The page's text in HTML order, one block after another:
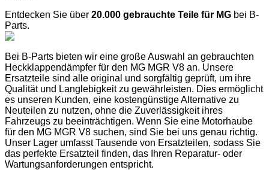
Entdecken Sie über 20.000 gebrauchte Teile für MG bei B-
Parts.
Bei B-Parts bieten wir eine große Auswahl an gebrauchten
Heckklappendämpfer für den MG MGR V8 an. Unsere
Ersatzteile sind alle original und sorgfältig geprüft, um ihre
Qualität und Langlebigkeit zu gewährleisten. Dies ermöglicht
es unseren Kunden, eine kostengünstige Alternative zu
Neuteilen zu nutzen, ohne die Zuverlässigkeit ihres
Fahrzeugs zu beeinträchtigen. Wenn Sie eine Motorhaube
für den MG MGR V8 suchen, sind Sie bei uns genau richtig.
Unser Lager umfasst Tausende von Ersatzteilen, sodass Sie
das perfekte Ersatzteil finden, das Ihren Reparatur- oder
Wartungsanforderungen entspricht.